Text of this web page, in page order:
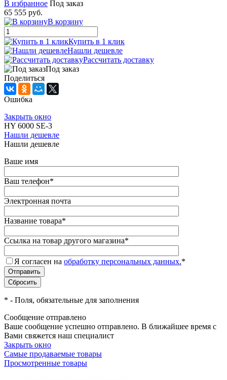
В избранное Под заказ
65 555 руб.
В корзину
Купить в 1 клик
Нашли дешевле
Рассчитать доставку
Под заказ
Поделиться
Ошибка
Закрыть окно
HY 6000 SE-3
Нашли дешевле
Нашли дешевле
Ваше имя
Ваш телефон*
Электронная почта
Название товара*
Ссылка на товар другого магазина*
Я согласен на обработку персональных данных.*
* - Поля, обязательные для заполнения
Сообщение отправлено
Ваше сообщение успешно отправлено. В ближайшее время с
Вами свяжется наш специалист
Закрыть окно
Самые продаваемые товары
Просмотренные товары